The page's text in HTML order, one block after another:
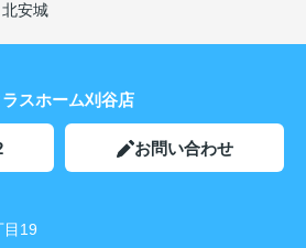
北安城
ラスホーム刈谷店
お問い合わせ
目19